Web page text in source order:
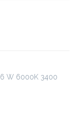
W 6000K 3400